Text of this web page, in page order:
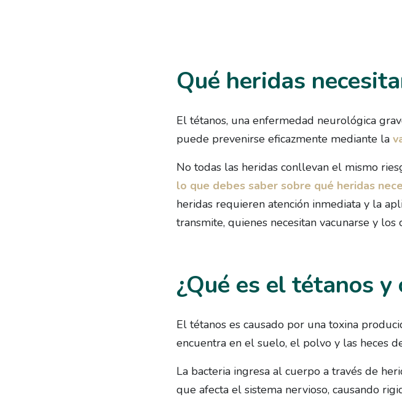
Qué heridas
El tétanos, una enfermedad neurológica
puede prevenirse eficazmente mediante la
No todas las heridas conllevan el mismo
lo que debes saber sobre qué heridas
heridas requieren atención inmediata y la
transmite, quienes necesitan vacunarse y
¿Qué es el tétanos
El tétanos es causado por una toxina
encuentra en el suelo, el polvo y las heces
La bacteria ingresa al cuerpo a través de
que afecta el sistema nervioso, causando